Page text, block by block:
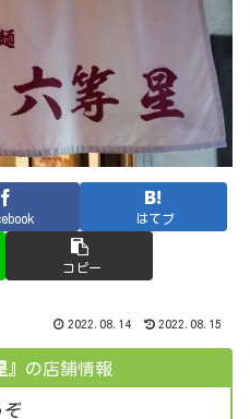
はてブ
コピー
2022.08.14 2022.08.15
』の店舗情報
ぞ